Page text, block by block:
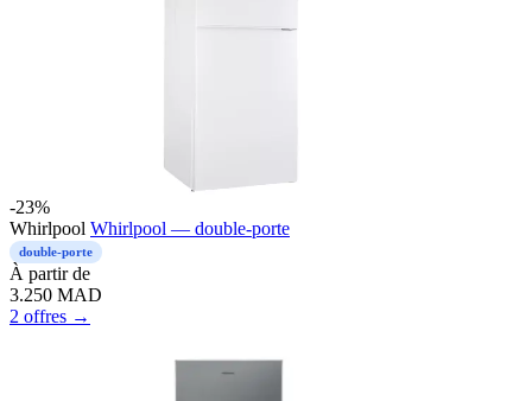
-23%
Whirlpool Whirlpool — double-porte
double-porte
À partir de
3.250 MAD
2 offres →